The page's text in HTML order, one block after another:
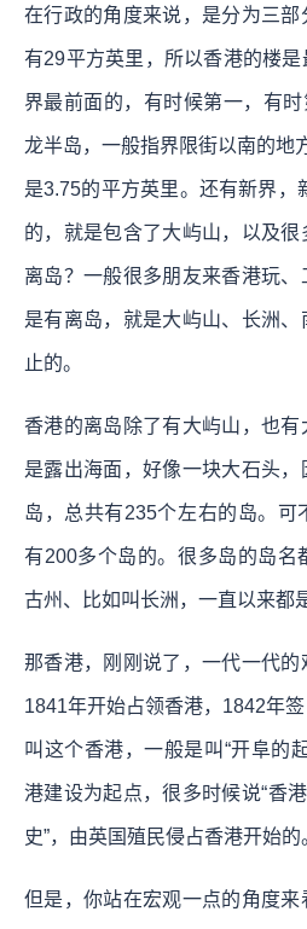
在行政的角度来说，是分为三
有29平方英里，所以香港的楼
界最前面的，有时候第一，有
龙半岛，一般指界限街以南的地
是3.75的平方英里。还有新界，
的，就是包含了大屿山，以及
离岛？一般很多朋友来香港玩
是有离岛，就是大屿山、长洲
止的。
香港的离岛除了有大屿山，也
是露出海面，好像一块大石头
岛，总共有235个左右的岛。可
有200多个岛的。很多岛的岛名
古州、比如叫长洲，一直以来都
那香港，刚刚说了，一代一代
1841年开始占领香港，1842年
叫这个香港，一般是叫“开阜的
港建设为起点，很多时候说“香
史”，由英国殖民侵占香港开始的
但是，你站在宏观一点的角度